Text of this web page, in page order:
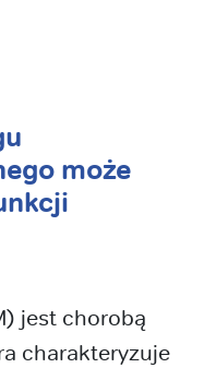
może
jest chorobą
charakteryzuje